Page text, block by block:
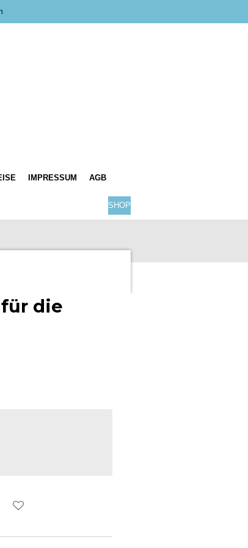
IMPRESSUM AGB
SHOP
die